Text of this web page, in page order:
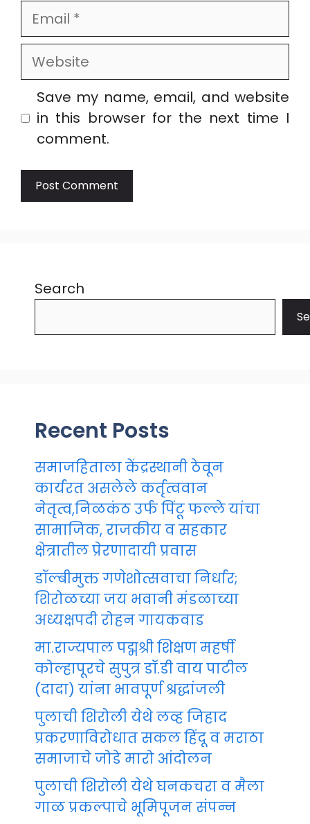
Email
Website
Save my name, email, and website
in this browser for the next time I
comment.
Search
Recent Posts
समाजहिताला केंद्रस्थानी ठेवून
कार्यरत असलेले कर्तृत्ववान
नेतृत्व,निळकंठ उर्फ पिंटू फल्ले यांचा
सामाजिक, राजकीय व सहकार
क्षेत्रातील प्रेरणादायी प्रवास
डॉल्बीमुक्त गणेशोत्सवाचा निर्धार;
शिरोळच्या जय भवानी मंडळाच्या
अध्यक्षपदी रोहन गायकवाड
मा.राज्यपाल पद्मश्री शिक्षण महर्षी
कोल्हापूरचे सुपुत्र डॉ.डी वाय पाटील
(दादा) यांना भावपूर्ण श्रद्धांजली
पुलाची शिरोली येथे लव्ह जिहाद
प्रकरणाविरोधात सकल हिंदू व मराठा
समाजाचे जोडे मारो आंदोलन
पुलाची शिरोली येथे घनकचरा व मैला
गाळ प्रकल्पाचे भूमिपूजन संपन्न